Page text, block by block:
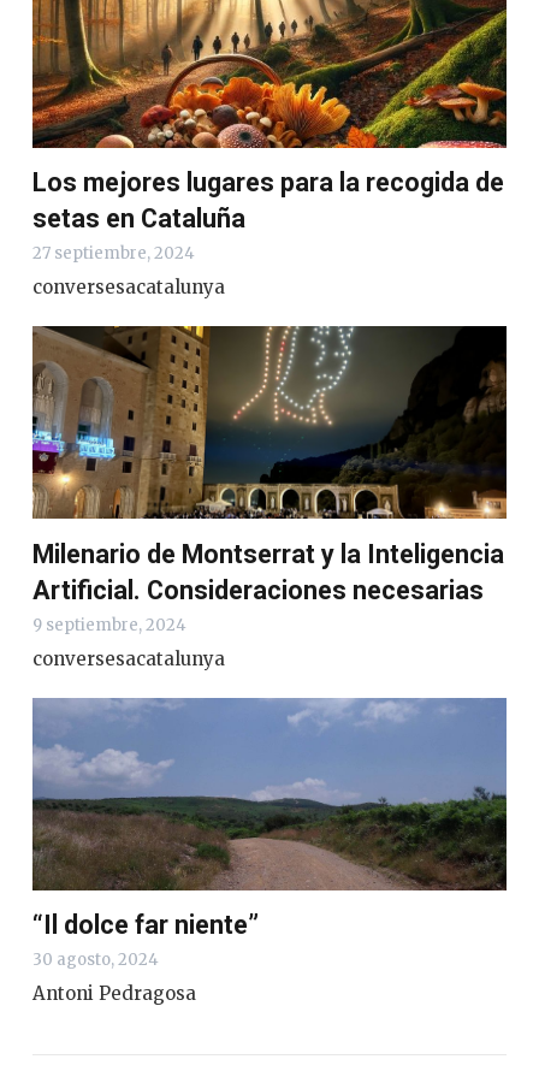
Los mejores lugares para la recogida de
setas en Cataluña
27 septiembre, 2024
conversesacatalunya
Milenario de Montserrat y la Inteligencia
Artificial. Consideraciones necesarias
9 septiembre, 2024
conversesacatalunya
“Il dolce far niente”
30 agosto, 2024
Antoni Pedragosa